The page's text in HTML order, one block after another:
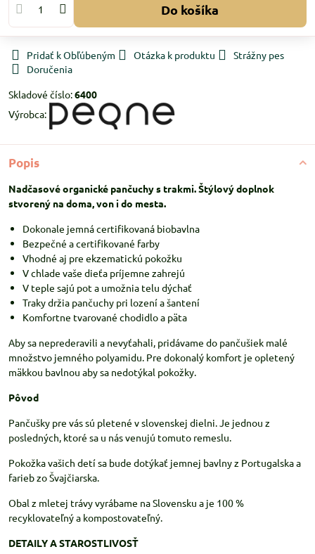
Do košíka
Pridať k Obľúbeným Otázka k produktu
Strážny pes
Doručenia
Skladové číslo:6400
Výrobca:
Popis
Nadčasové organické pančuchy s trakmi. Štýlový doplnok
stvorený na doma, von i do mesta.
Dokonale jemná certifikovaná biobavlna
Bezpečné a certifikované farby
Vhodné aj pre ekzematickú pokožku
V chlade vaše dieťa príjemne zahrejú
V teple sajú pot a umožnia telu dýchať
Traky držia pančuchy pri lození a šantení
Komfortne tvarované chodidlo a päta
Aby sa neprederavili a nevyťahali, pridávame do pančušiek malé
množstvo jemného polyamidu. Pre dokonalý komfort je opletený
mäkkou bavlnou aby sa nedotýkal pokožky.
Pôvod
Pančušky pre vás sú pletené v slovenskej dielni. Je jednou z
posledných, ktoré sa u nás venujú tomuto remeslu.
Pokožka vašich detí sa bude dotýkať jemnej bavlny z Portugalska a
farieb zo Švajčiarska.
Obal z mletej trávy vyrábame na Slovensku a je 100 %
recyklovateľný a kompostovateľný.
DETAILY A STAROSTLIVOSŤ